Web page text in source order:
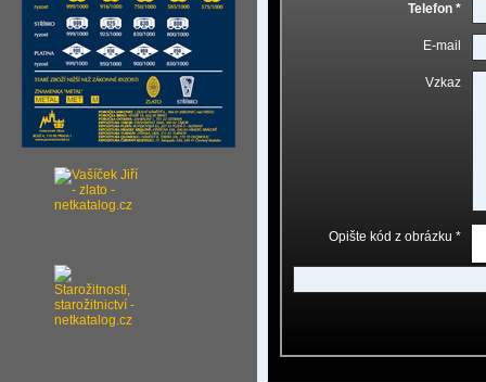
Telefon *
E-mail
Vzkaz
Opište kód z obrázku *